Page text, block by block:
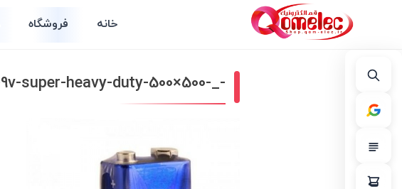
خانه فروشگاه
-_-camelion-6f22-9v-super-heavy-duty-500×500